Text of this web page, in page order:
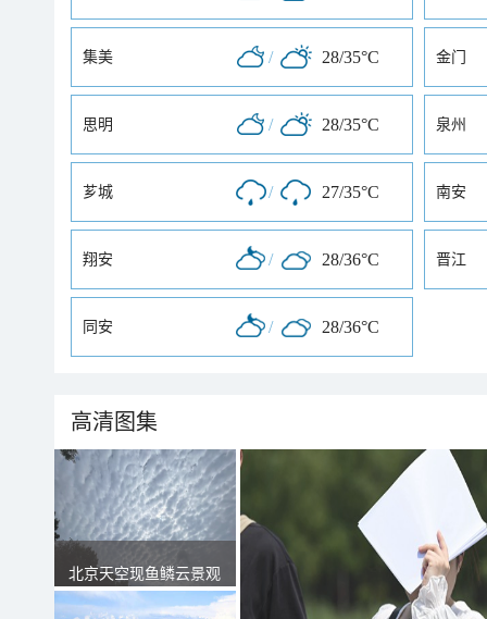
集美 / 28/35°C 金门
思明 / 28/35°C 泉州
芗城 / 27/35°C 南安
翔安 / 28/36°C 晋江
同安 / 28/36°C
高清图集
北京天空现鱼鳞云景观